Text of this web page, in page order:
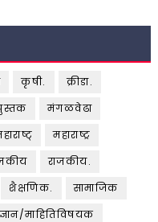
कृषी.
क्रीडा.
मंगळवेढा
महाराष्ट्र
राजकीय.
शैक्षणिक.
सामाजिक
ज्ञान/माहितिविषयक